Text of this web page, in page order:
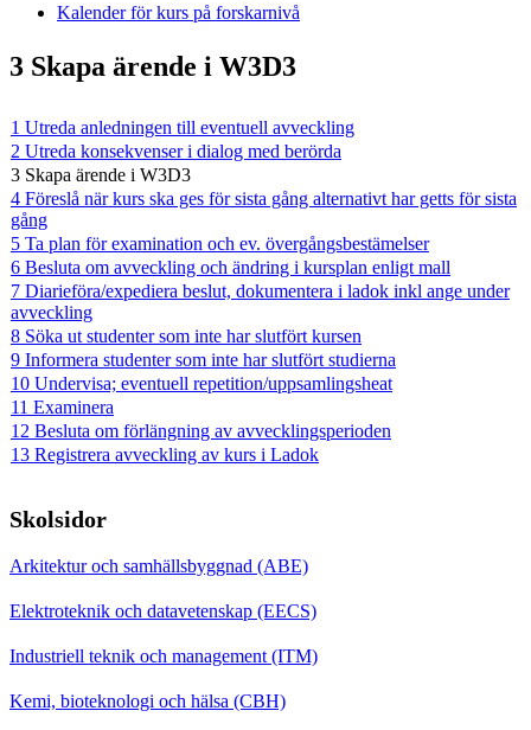
Kalender för kurs på forskarnivå
3 Skapa ärende i W3D3
1 Utreda anledningen till eventuell avveckling
2 Utreda konsekvenser i dialog med berörda
3 Skapa ärende i W3D3
4 Föreslå när kurs ska ges för sista gång alternativt har getts för sista
gång
5 Ta plan för examination och ev. övergångsbestämelser
6 Besluta om avveckling och ändring i kursplan enligt mall
7 Diarieföra/expediera beslut, dokumentera i ladok inkl ange under
avveckling
8 Söka ut studenter som inte har slutfört kursen
9 Informera studenter som inte har slutfört studierna
10 Undervisa; eventuell repetition/uppsamlingsheat
11 Examinera
12 Besluta om förlängning av avvecklingsperioden
13 Registrera avveckling av kurs i Ladok
Skolsidor
Arkitektur och samhällsbyggnad (ABE)
Elektroteknik och datavetenskap (EECS)
Industriell teknik och management (ITM)
Kemi, bioteknologi och hälsa (CBH)